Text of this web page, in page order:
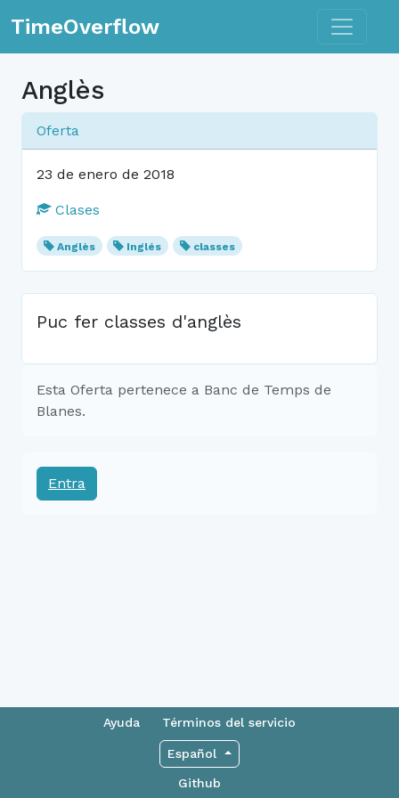
TimeOverflow Toggle
Anglès
Oferta
23 de enero de 2018
Clases
Anglès Inglés classes
Puc fer classes d'anglès
Esta Oferta pertenece a Banc de Temps de
Blanes.
Entra
Ayuda Términos del servicio
Español
Github